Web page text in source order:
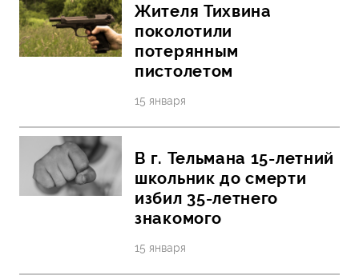
Жителя Тихвина
поколотили
потерянным
пистолетом
15 января
В г. Тельмана 15-летний
школьник до смерти
избил 35-летнего
знакомого
15 января